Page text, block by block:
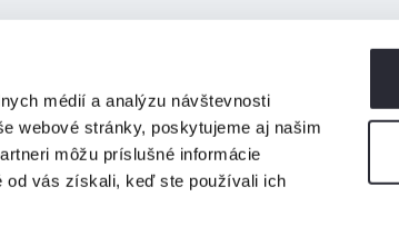
médií a analýzu návštevnosti
webové stránky, poskytujeme aj našim
môžu príslušné informácie
vás získali, keď ste používali ich